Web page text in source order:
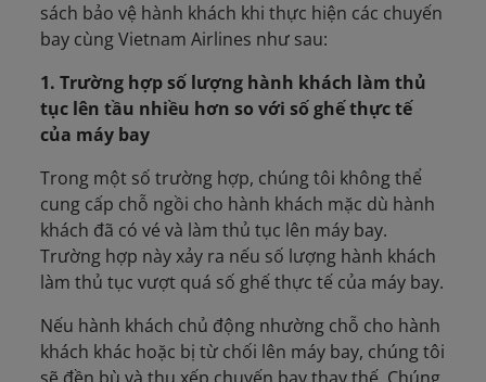
sách bảo vệ hành khách khi thực hiện các chuyến
bay cùng Vietnam Airlines như sau:
1. Trường hợp số lượng hành khách làm thủ
tục lên tầu nhiều hơn so với số ghế thực tế
của máy bay
Trong một số trường hợp, chúng tôi không thể
cung cấp chỗ ngồi cho hành khách mặc dù hành
khách đã có vé và làm thủ tục lên máy bay.
Trường hợp này xảy ra nếu số lượng hành khách
làm thủ tục vượt quá số ghế thực tế của máy bay.
Nếu hành khách chủ động nhường chỗ cho hành
khách khác hoặc bị từ chối lên máy bay, chúng tôi